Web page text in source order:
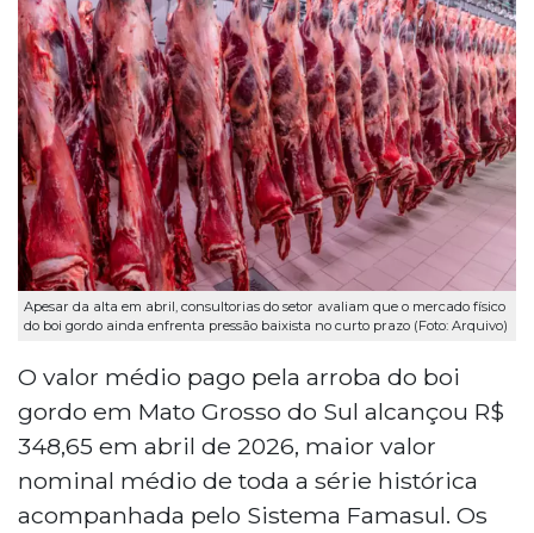
Apesar da alta em abril, consultorias do setor avaliam que o mercado físico
do boi gordo ainda enfrenta pressão baixista no curto prazo (Foto: Arquivo)
O valor médio pago pela arroba do boi
gordo em Mato Grosso do Sul alcançou R$
348,65 em abril de 2026, maior valor
nominal médio de toda a série histórica
acompanhada pelo Sistema Famasul. Os